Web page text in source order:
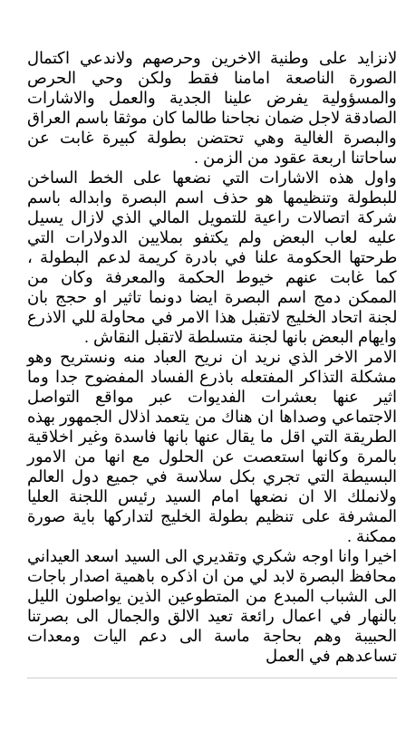
لانزايد على وطنية الاخرين وحرصهم ولاندعي اكتمال
الصورة الناصعة امامنا فقط ولكن وحي الحرص
والمسؤولية يفرض علينا الجدية والعمل والاشارات
الصادقة لاجل ضمان نجاحنا طالما كان موثقا باسم العراق
والبصرة الغالية وهي تحتضن بطولة كبيرة غابت عن
ساحاتنا اربعة عقود من الزمن .
واول هذه الاشارات التي نضعها على الخط الساخن
للبطولة وتنظيمها هو حذف اسم البصرة وابداله باسم
شركة اتصالات راعية للتمويل المالي الذي لازال يسيل
عليه لعاب البعض ولم يكتفو بملايين الدولارات التي
طرحتها الحكومة علنا في بادرة كريمة لدعم البطولة ،
كما غابت عنهم خيوط الحكمة والمعرفة وكان من
الممكن دمج اسم البصرة ايضا دونما تاثير او حجج بان
لجنة اتحاد الخليج لاتقبل هذا الامر في محاولة للي الاذرع
وايهام البعض بانها لجنة متسلطة لاتقبل النقاش .
الامر الاخر الذي نريد ان نريح العباد منه ونستريح وهو
مشكلة التذاكر المفتعله باذرع الفساد المفضوح جدا وما
اثير عنها بعشرات الفديوات عبر مواقع التواصل
الاجتماعي وصداها ان هناك من يتعمد اذلال الجمهور بهذه
الطريقة التي اقل ما يقال عنها بانها فاسدة وغير اخلاقية
بالمرة وكانها استعصت عن الحلول مع انها من الامور
البسيطة التي تجري بكل سلاسة في جميع دول العالم
ولانملك الا ان نضعها امام السيد رئيس اللجنة العليا
المشرفة على تنظيم بطولة الخليج لتداركها باية صورة
ممكنة .
اخيرا وانا اوجه شكري وتقديري الى السيد اسعد العيداني
محافظ البصرة لابد لي من ان اذكره باهمية اصدار باجات
الى الشباب المبدع من المتطوعين الذين يواصلون الليل
بالنهار في اعمال رائعة تعيد الالق والجمال الى بصرتنا
الحبيبة وهم بحاجة ماسة الى دعم اليات ومعدات
تساعدهم في العمل